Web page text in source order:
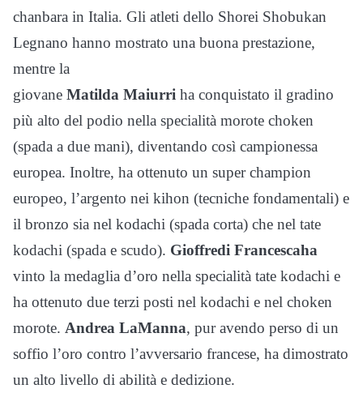
chanbara in Italia. Gli atleti dello Shorei Shobukan
Legnano hanno mostrato una buona prestazione,
mentre la
giovane Matilda Maiurri ha conquistato il gradino
più alto del podio nella specialità morote choken
(spada a due mani), diventando così campionessa
europea. Inoltre, ha ottenuto un super champion
europeo, l’argento nei kihon (tecniche fondamentali) e
il bronzo sia nel kodachi (spada corta) che nel tate
kodachi (spada e scudo). Gioffredi Francescaha
vinto la medaglia d’oro nella specialità tate kodachi e
ha ottenuto due terzi posti nel kodachi e nel choken
morote. Andrea LaManna, pur avendo perso di un
soffio l’oro contro l’avversario francese, ha dimostrato
un alto livello di abilità e dedizione.